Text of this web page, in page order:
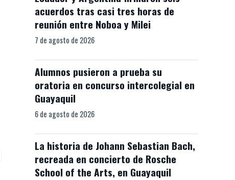
acuerdos tras casi tres horas de
reunión entre Noboa y Milei
7 de agosto de 2026
Alumnos pusieron a prueba su
oratoria en concurso intercolegial en
Guayaquil
6 de agosto de 2026
La historia de Johann Sebastian Bach,
recreada en concierto de Rosche
School of the Arts, en Guayaquil